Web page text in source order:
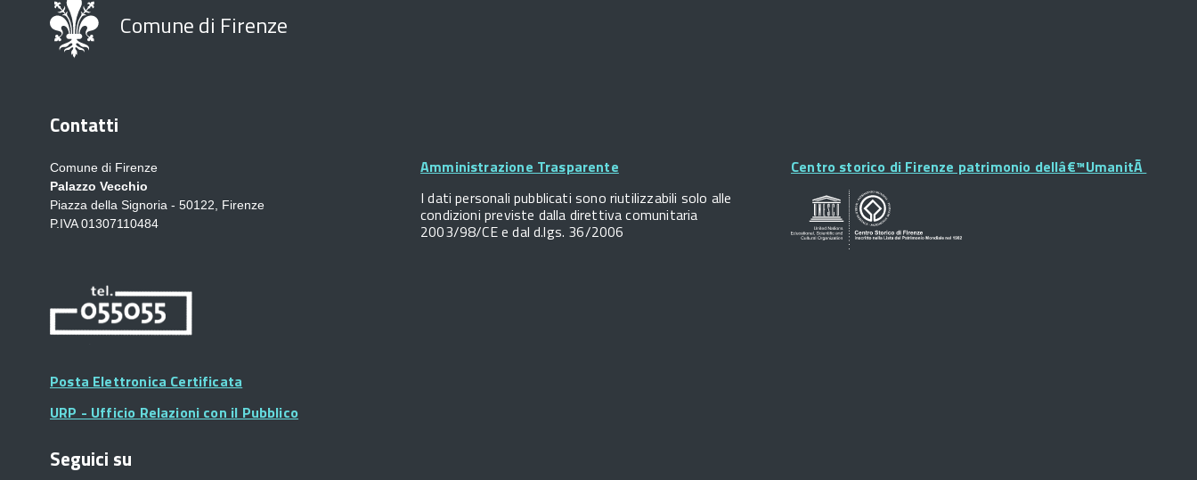
Comune di Firenze
Contatti
Comune di Firenze
Palazzo Vecchio
Piazza della Signoria - 50122, Firenze
P.IVA 01307110484
Posta Elettronica Certificata
URP - Ufficio Relazioni con il Pubblico
Amministrazione Trasparente
I dati personali pubblicati sono riutilizzabili solo alle
condizioni previste dalla direttiva comunitaria
2003/98/CE e dal d.lgs. 36/2006
Centro storico di Firenze patrimonio dellâ€™UmanitÃ
Seguici su